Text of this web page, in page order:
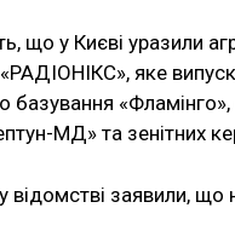
що у Києві уразили
яке
базування
МД» та зенітних
заявили, що